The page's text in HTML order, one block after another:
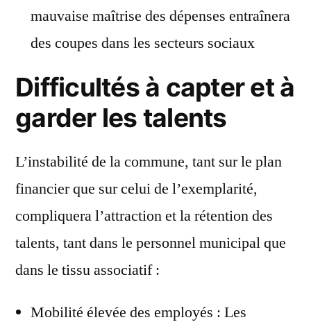
mauvaise maîtrise des dépenses entraînera
des coupes dans les secteurs sociaux
Difficultés à capter et à
garder les talents
L’instabilité de la commune, tant sur le plan
financier que sur celui de l’exemplarité,
compliquera l’attraction et la rétention des
talents, tant dans le personnel municipal que
dans le tissu associatif :
Mobilité élevée des employés : Les